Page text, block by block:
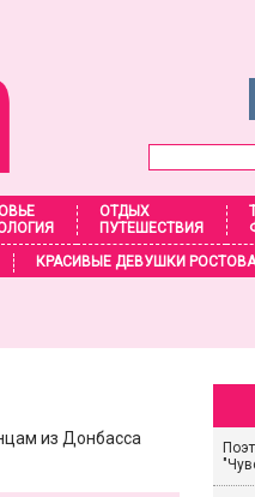
ОТДЫХ
ПУТЕШЕСТВИЯ
КРАСИВЫЕ ДЕВУШКИ
из Донбасса